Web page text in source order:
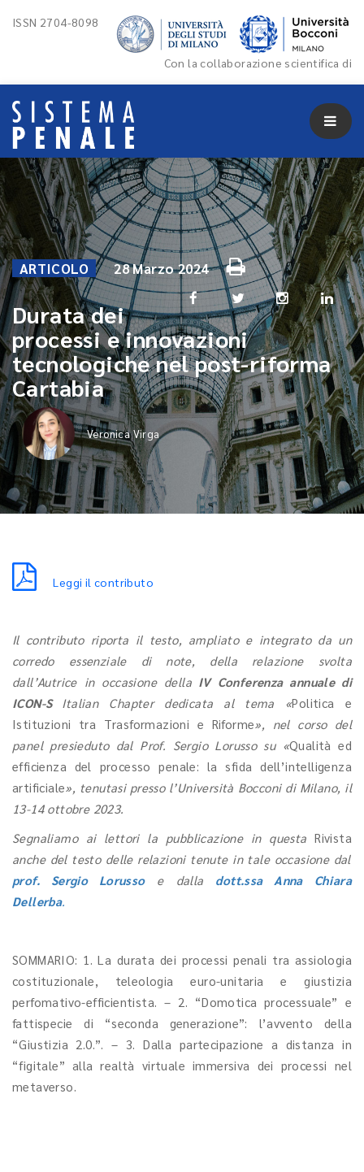
ISSN 2704-8098
Con la collaborazione scientifica di
ARTICOLO 28 Marzo 2024
Durata dei
processi e innovazioni
tecnologiche nel post-riforma
Cartabia
Veronica Virga
Leggi il contributo
Il contributo riporta il testo, ampliato e integrato da un
corredo essenziale di note, della relazione svolta
dall’Autrice in occasione dellaIV Conferenza annuale di
ICON-S Italian Chapter dedicata al tema «Politica e
Istituzioni tra Trasformazioni e Riforme», nel corso del
panel presieduto dal Prof. Sergio Lorusso su «Qualità ed
efficienza del processo penale: la sfida dell’intelligenza
artificiale», tenutasi presso l’Università Bocconi di Milano, il
13-14 ottobre 2023.
Segnaliamo ai lettori la pubblicazione in questaRivista
anche del testo delle relazioni tenute in tale occasione dal
prof. Sergio Lorussoe dalla dott.ssa Anna Chiara
Dellerba.
SOMMARIO: 1. La durata dei processi penali tra assiologia
costituzionale, teleologia euro-unitaria e giustizia
perfomativo-efficientista. – 2. “Domotica processuale” e
fattispecie di “seconda generazione”: l’avvento della
“Giustizia 2.0.”. – 3. Dalla partecipazione a distanza in
“figitale” alla realtà virtuale immersiva dei processi nel
metaverso.